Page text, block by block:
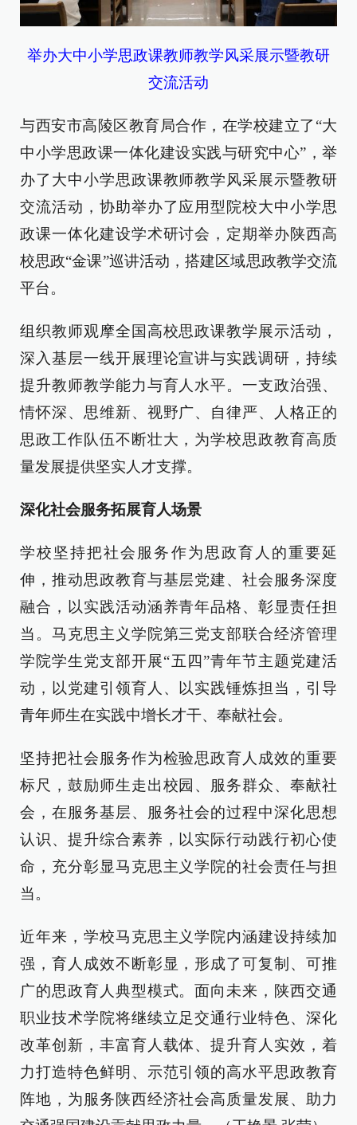
举办大中小学思政课教师教学风采展示暨教研
交流活动
与西安市高陵区教育局合作，在学校建立了“大
中小学思政课一体化建设实践与研究中心”，举
办了大中小学思政课教师教学风采展示暨教研
交流活动，协助举办了应用型院校大中小学思
政课一体化建设学术研讨会，定期举办陕西高
校思政“金课”巡讲活动，搭建区域思政教学交流
平台。
组织教师观摩全国高校思政课教学展示活动，
深入基层一线开展理论宣讲与实践调研，持续
提升教师教学能力与育人水平。一支政治强、
情怀深、思维新、视野广、自律严、人格正的
思政工作队伍不断壮大，为学校思政教育高质
量发展提供坚实人才支撑。
深化社会服务拓展育人场景
学校坚持把社会服务作为思政育人的重要延
伸，推动思政教育与基层党建、社会服务深度
融合，以实践活动涵养青年品格、彰显责任担
当。马克思主义学院第三党支部联合经济管理
学院学生党支部开展“五四”青年节主题党建活
动，以党建引领育人、以实践锤炼担当，引导
青年师生在实践中增长才干、奉献社会。
坚持把社会服务作为检验思政育人成效的重要
标尺，鼓励师生走出校园、服务群众、奉献社
会，在服务基层、服务社会的过程中深化思想
认识、提升综合素养，以实际行动践行初心使
命，充分彰显马克思主义学院的社会责任与担
当。
近年来，学校马克思主义学院内涵建设持续加
强，育人成效不断彰显，形成了可复制、可推
广的思政育人典型模式。面向未来，陕西交通
职业技术学院将继续立足交通行业特色、深化
改革创新，丰富育人载体、提升育人实效，着
力打造特色鲜明、示范引领的高水平思政教育
阵地，为服务陕西经济社会高质量发展、助力